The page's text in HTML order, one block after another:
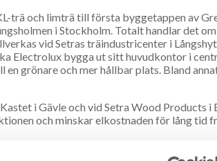
trä och limträ till första byggetappen av
i Stockholm. Totalt handlar det
vid Setras träindustricenter i
Electrolux bygga ut sitt huvudkontor i
grönare och mer hållbar plats. Bland
i Gävle och vid Setra Wood Products i
och minskar elkostnaden för lång tid
kvartalet uppgick till 305 (571) Mkr.